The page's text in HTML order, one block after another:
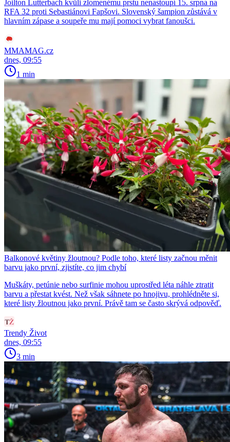
Joilton Lutterbach kvůli zlomenému prstu nenastoupí 15. srpna na
RFA 32 proti Sebastiánovi Fapšovi. Slovenský šampion zůstává v
hlavním zápase a soupeře mu mají pomoci vybrat fanoušci.
MMAMAG.cz
dnes, 09:55
1 min
Balkonové květiny žloutnou? Podle toho, které listy začnou měnit
barvu jako první, zjistíte, co jim chybí
Muškáty, petúnie nebo surfinie mohou uprostřed léta náhle ztratit
barvu a přestat kvést. Než však sáhnete po hnojivu, prohlédněte si,
které listy žloutnou jako první. Právě tam se často skrývá odpověď.
Trendy Život
dnes, 09:55
3 min